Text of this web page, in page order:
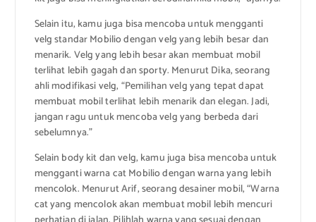
Selain itu, kamu juga bisa mencoba untuk mengganti
velg standar Mobilio dengan velg yang lebih besar dan
menarik. Velg yang lebih besar akan membuat mobil
terlihat lebih gagah dan sporty. Menurut Dika, seorang
ahli modifikasi velg, “Pemilihan velg yang tepat dapat
membuat mobil terlihat lebih menarik dan elegan. Jadi,
jangan ragu untuk mencoba velg yang berbeda dari
sebelumnya.”
Selain body kit dan velg, kamu juga bisa mencoba untuk
mengganti warna cat Mobilio dengan warna yang lebih
mencolok. Menurut Arif, seorang desainer mobil, “Warna
cat yang mencolok akan membuat mobil lebih mencuri